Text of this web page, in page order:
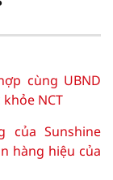
cùng UBND
NCT
của Sunshine
hàng hiệu của